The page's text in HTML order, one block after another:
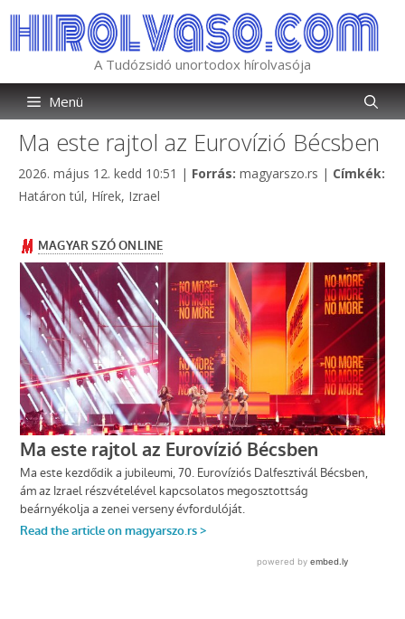
tartalomba
A Tudózsidó unortodox hírolvasója
Menü
Ma este rajtol az Eurovízió Bécsben
2026. május 12. kedd 10:51 | Forrás: Kategória
magyarszo.rs | Címkék:
Címkék
Határon túl, Hírek, Izrael